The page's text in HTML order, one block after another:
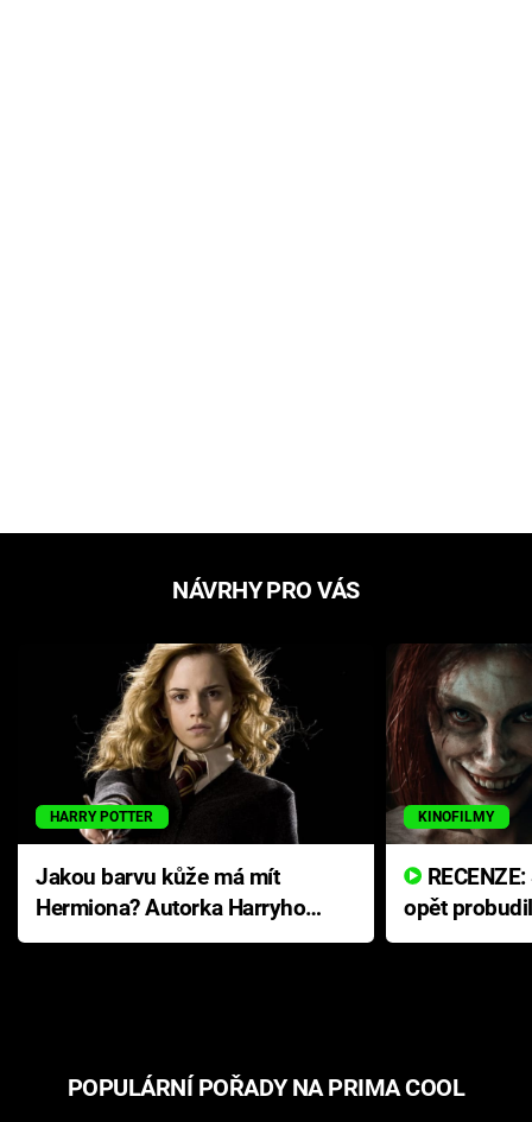
NÁVRHY PRO VÁS
HARRY POTTER
Jakou barvu kůže má mít
Hermiona? Autorka Harryho
Pottera přišla s ráznou
KINOFILMY
opět
přichází s
POPULÁRNÍ POŘADY NA PRIMA COOL